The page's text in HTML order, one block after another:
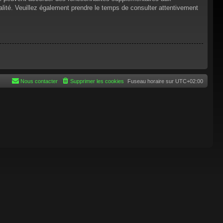
Veuillez également prendre le temps de consulter attentivement
Fuseau horaire sur UTC+02:00
Supprimer les cookies
Nous contacter